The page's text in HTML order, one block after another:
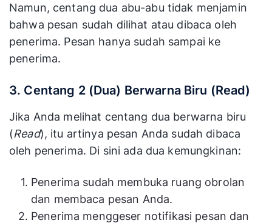
Namun, centang dua abu-abu tidak menjamin
bahwa pesan sudah dilihat atau dibaca oleh
penerima. Pesan hanya sudah sampai ke
penerima.
3. Centang 2 (Dua) Berwarna Biru (Read)
Jika Anda melihat centang dua berwarna biru
(Read), itu artinya pesan Anda sudah dibaca
oleh penerima. Di sini ada dua kemungkinan:
Penerima sudah membuka ruang obrolan
dan membaca pesan Anda.
Penerima menggeser notifikasi pesan dan